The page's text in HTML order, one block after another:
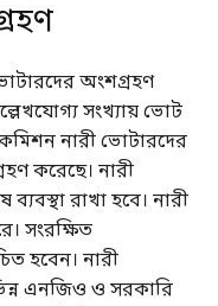
অংশগ্রহণ
সংখ্যায় ভোট
নারী ভোটারদের
করেছে। নারী
রাখা হবে। নারী
সংরক্ষিত
হবেন। নারী
এনজিও ও সরকারি